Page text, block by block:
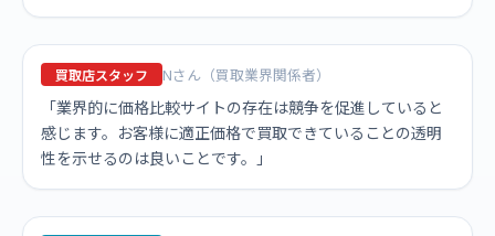
買取店スタッフ Nさん（買取業界関係者）
「業界的に価格比較サイトの存在は競争を促進していると
感じます。お客様に適正価格で買取できていることの透明
性を示せるのは良いことです。」